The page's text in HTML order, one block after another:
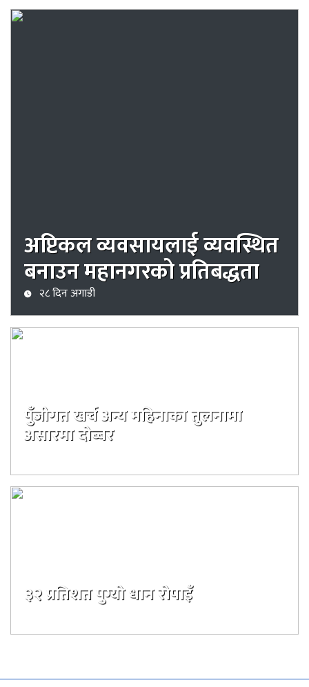
अप्टिकल व्यवसायलाई व्यवस्थित
बनाउन महानगरको प्रतिबद्धता
२८ दिन अगाडी
पुँजीगत खर्च अन्य महिनाका तुलनामा
असारमा दोब्बर
३२ प्रतिशत पुग्यो धान रोपाइँ